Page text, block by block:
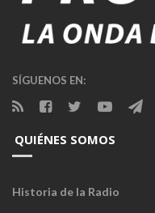
SÍGUENOS EN:
QUIÉNES SOMOS
Historia de la Radio